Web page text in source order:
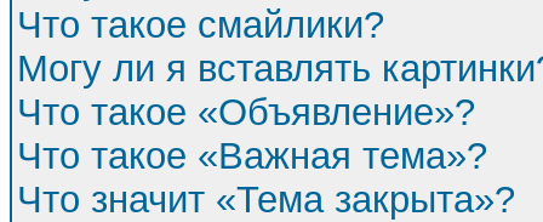
Что такое смайлики?
Могу ли я вставлять
Что такое «Объявление»?
Что такое «Важная тема»?
Что значит «Тема закрыта»?